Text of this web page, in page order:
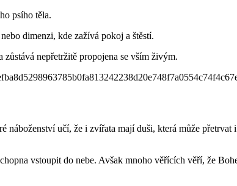
psího těla.
dimenzi, kde zažívá pokoj a štěstí.
zůstává nepřetržitě propojena se vším živým.
učí, že i zvířata mají duši, která může
vstoupit do nebe. Avšak mnoho věřících věří, že